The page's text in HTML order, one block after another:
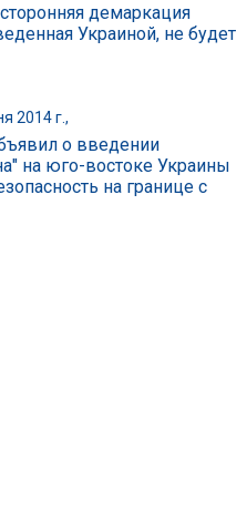
демаркация
Украиной, не будет
2014 г.,
о введении
на юго-востоке Украины
на границе с